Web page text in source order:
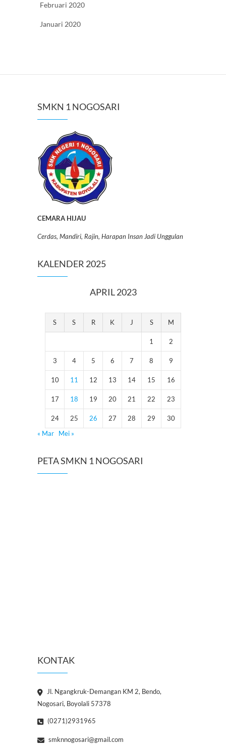
Februari 2020
Januari 2020
SMKN 1 NOGOSARI
CEMARA HIJAU
Cerdas, Mandiri, Rajin, Harapan Insan Jadi Unggulan
KALENDER 2025
APRIL 2023
S S R K J S M
1 2
3 4 5 6 7 8 9
10 11 12 13 14 15 16
17 18 19 20 21 22 23
24 25 26 27 28 29
30
« Mar
Mei »
PETA SMKN 1 NOGOSARI
KONTAK
Jl. Ngangkruk-Demangan KM 2, Bendo,
Nogosari, Boyolali 57378
(0271)2931965
smknnogosari@gmail.com